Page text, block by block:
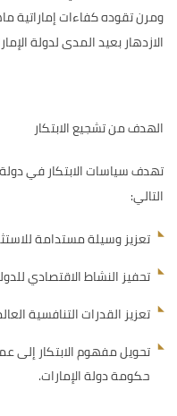
ومرن تقوده كفاءات إماراتية
الازدهار بعيد المدى لدولة
الهدف من تشجيع الابتكار
تهدف سياسات الابتكار في دولة
التالي:
تعزيز وسيلة مستدامة
تحفيز النشاط الاقتصادي
تعزيز القدرات التنافسية
تحويل مفهوم الابتكار
حكومة دولة الإمارات.